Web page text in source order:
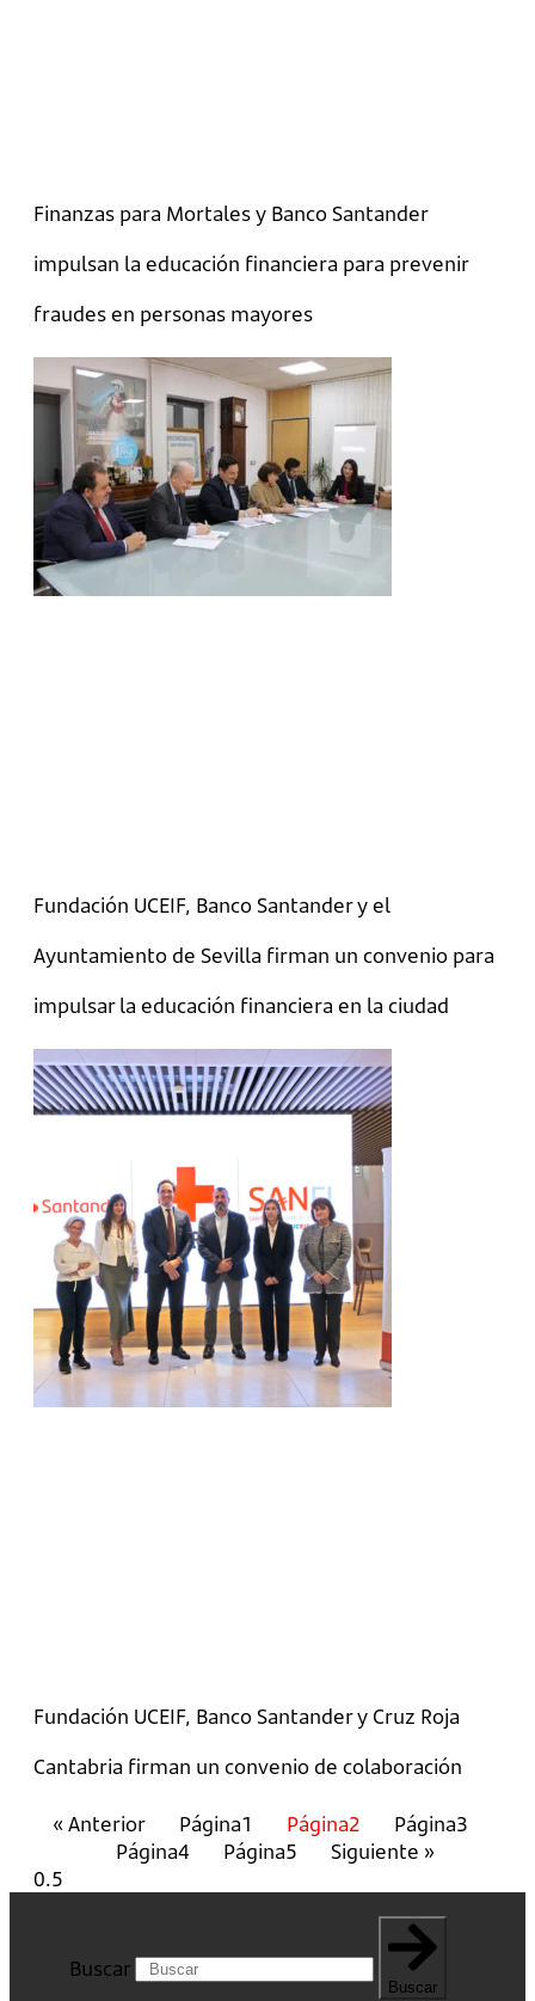
Finanzas para Mortales y Banco Santander
impulsan la educación financiera para prevenir
fraudes en personas mayores
Fundación UCEIF, Banco Santander y el
Ayuntamiento de Sevilla firman un convenio para
impulsar la educación financiera en la ciudad
Fundación UCEIF, Banco Santander y Cruz Roja
Cantabria firman un convenio de colaboración
« Anterior Página1 Página2 Página3
Página4 Página5 Siguiente »
Buscar
Buscar